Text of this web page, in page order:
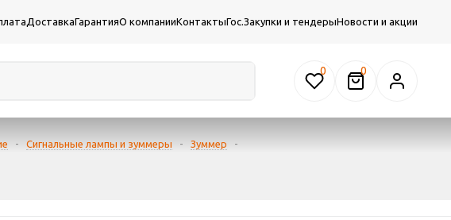
ДоставкаГарантияО компанииКонтактыГос.Закупки и тендерыНовости и акции
0
- Сигнальные лампы и зуммеры - Зуммер
-